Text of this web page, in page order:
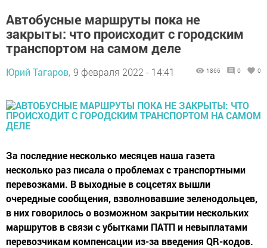
Автобусные маршруты пока не
закрыты: что происходит с городским
транспортом на самом деле
Юрий Тагаров, 9 февраля 2022 - 14:41 1866 0 0
За последние несколько месяцев наша газета
несколько раз писала о проблемах с транспортными
перевозками. В выходные в соцсетях вышли
очередные сообщения, взволновавшие зеленодольцев,
в них говорилось о возможном закрытии нескольких
маршрутов в связи с убытками ПАТП и невыплатами
перевозчикам компенсации из-за введения QR-кодов.